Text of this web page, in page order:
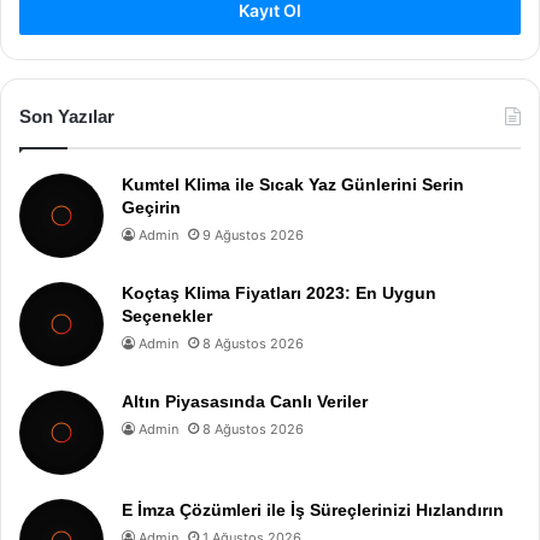
Kayıt Ol
Son Yazılar
Kumtel Klima ile Sıcak Yaz Günlerini Serin
Geçirin
Admin 9 Ağustos 2026
Koçtaş Klima Fiyatları 2023: En Uygun
Seçenekler
Admin 8 Ağustos 2026
Altın Piyasasında Canlı Veriler
Admin 8 Ağustos 2026
E İmza Çözümleri ile İş Süreçlerinizi Hızlandırın